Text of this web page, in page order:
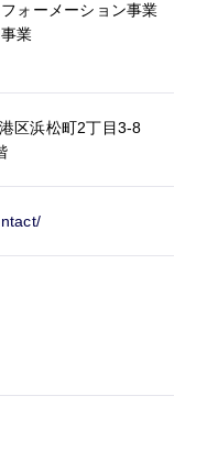
ォーメーション事業
業
区浜松町2丁目3-8